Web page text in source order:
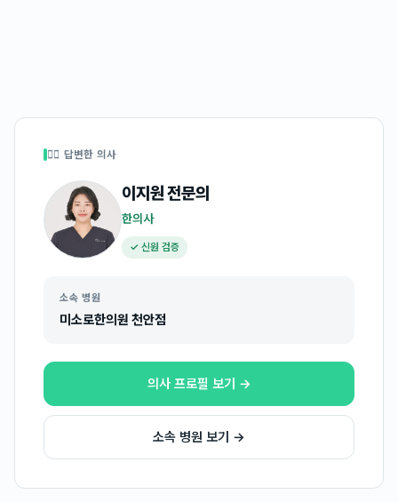
👩‍⚕️ 답변한 의사
이지원전문의
한의사
✓ 신원 검증
소속 병원
미소로한의원 천안점
의사 프로필 보기 →
소속 병원 보기 →